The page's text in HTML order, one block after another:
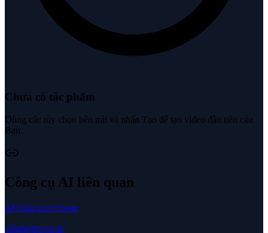
Chưa có tác phẩm
Dùng các tùy chọn bên trái và nhấn Tạo để tạo video đầu tiên của
Bạn.
Công cụ AI liên quan
AI Character Swap
/character-swap